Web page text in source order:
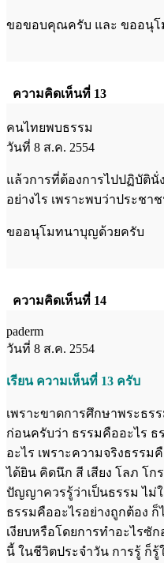
ขอขอบคุณครับ และ ขออนุ
ความคิดเห็นที่ 13
คนไทยพบธรรม
วันที่ 8 ส.ค. 2554
แล้วการที่ต้องการไปปฏิบัตินั่
อย่างไร เพราะพบว่าประช
ขออนุโมทนาบุญด้วยครับ
ความคิดเห็นที่ 14
paderm
วันที่ 8 ส.ค. 2554
เรียน ความเห็นที่ 13 ครับ
เพราะขาดการศึกษาพระธร
ก่อนครับว่า ธรรมคืออะไร ธ
อะไร เพราะความจริงธรรม
ได้ยิน คิดนึก สี เสียง โลภ โก
ปัญญาควรรู้ว่าเป็นธรรม ไม่ใ
ธรรมคืออะไรอย่างถูกต้อง
เงียบหรือโดยการทำอะไรซั
นี้ ในชีวิตประจำวัน การรู้ ก็